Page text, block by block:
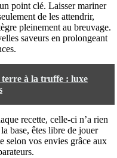
point clé. Laisser mariner
de les attendrir,
pleinement au breuvage.
saveurs en prolongeant
terre à la truffe : luxe
recette, celle-ci n’a rien
base, êtes libre de jouer
selon vos envies grâce aux